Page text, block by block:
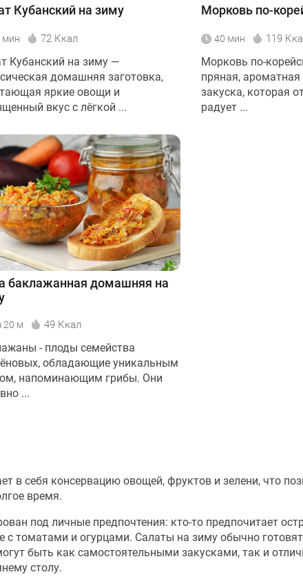
Кубанский на зиму
мин 72 Ккал
Кубанский на зиму —
домашняя заготовка,
яркие овощи и
вкус с лёгкой ...
Морковь по-
40 мин 119
Морковь по-
пряная,
закуска, которая
радует ...
баклажанная домашняя на
20 м 49 Ккал
- плоды семейства
обладающие уникальным
напоминающим грибы. Они
...
в себя консервацию овощей, фруктов и зелени, что
время.
под личные предпочтения: кто-то предпочитает
с томатами и огурцами. Салаты на зиму обычно
быть как самостоятельными закусками, так и
столу.